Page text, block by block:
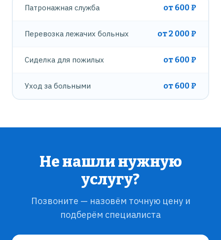
Патронажная служба от 600 ₽
Перевозка лежачих больных от 2 000 ₽
Сиделка для пожилых от 600 ₽
Уход за больными от 600 ₽
Не нашли нужную
услугу?
Позвоните — назовём точную цену и
подберём специалиста